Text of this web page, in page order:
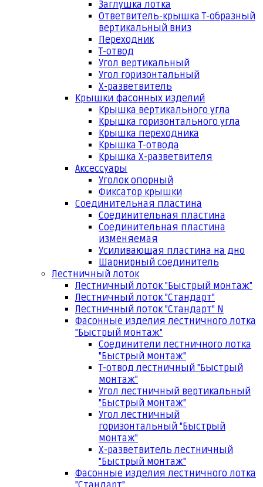
Заглушка лотка
Ответвитель-крышка Т-образный
вертикальный вниз
Переходник
Т-отвод
Угол вертикальный
Угол горизонтальный
Х-разветвитель
Крышки фасонных изделий
Крышка вертикального угла
Крышка горизонтального угла
Крышка переходника
Крышка Т-отвода
Крышка Х-разветвителя
Аксессуары
Уголок опорный
Фиксатор крышки
Соединительная пластина
Соединительная пластина
Соединительная пластина
изменяемая
Усиливающая пластина на дно
Шарнирный соединитель
Лестничный лоток
Лестничный лоток "Быстрый монтаж"
Лестничный лоток "Стандарт"
Лестничный лоток "Стандарт" N
Фасонные изделия лестничного лотка
"Быстрый монтаж"
Соединители лестничного лотка
"Быстрый монтаж"
Т-отвод лестничный "Быстрый
монтаж"
Угол лестничный вертикальный
"Быстрый монтаж"
Угол лестничный
горизонтальный "Быстрый
монтаж"
Х-разветвитель лестничный
"Быстрый монтаж"
Фасонные изделия лестничного лотка